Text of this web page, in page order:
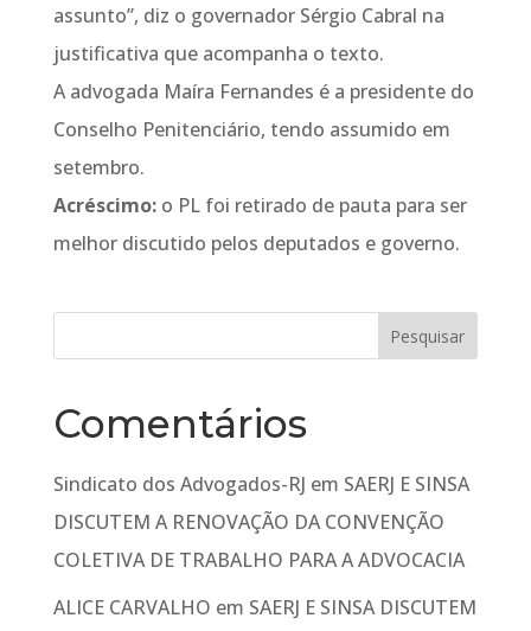
assunto”, diz o governador Sérgio Cabral na
justificativa que acompanha o texto.
A advogada Maíra Fernandes é a presidente do
Conselho Penitenciário, tendo assumido em
setembro.
Acréscimo:o PL foi retirado de pauta para ser
melhor discutido pelos deputados e governo.
Comentários
Sindicato dos Advogados-RJ em SAERJ E SINSA
DISCUTEM A RENOVAÇÃO DA CONVENÇÃO
COLETIVA DE TRABALHO PARA A ADVOCACIA
ALICE CARVALHO em SAERJ E SINSA DISCUTEM